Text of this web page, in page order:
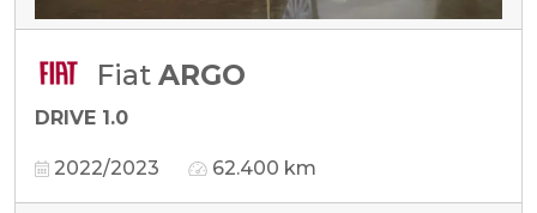
Fiat ARGO
DRIVE 1.0
2022/2023 62.400 km